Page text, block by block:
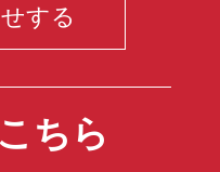
する
ちら